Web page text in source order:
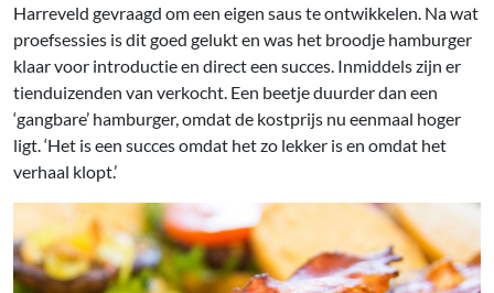
Harreveld gevraagd om een eigen saus te ontwikkelen. Na wat
proefsessies is dit goed gelukt en was het broodje hamburger
klaar voor introductie en direct een succes. Inmiddels zijn er
tienduizenden van verkocht. Een beetje duurder dan een
‘gangbare’ hamburger, omdat de kostprijs nu eenmaal hoger
ligt. ‘Het is een succes omdat het zo lekker is en omdat het
verhaal klopt.’